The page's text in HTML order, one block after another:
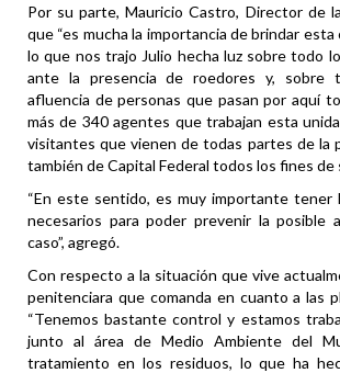
Por su parte, Mauricio Castro, Director de
que “es mucha la importancia de brindar
lo que nos trajo Julio hecha luz sobre todo
ante la presencia de roedores y, sobre
afluencia de personas que pasan por aquí
más de 340 agentes que trabajan esta
visitantes que vienen de todas partes de la
también de Capital Federal todos los fines de
“En este sentido, es muy importante tener
necesarios para poder prevenir la posible
caso”, agregó.
Con respecto a la situación que vive
penitenciara que comanda en cuanto a las
“Tenemos bastante control y estamos
junto al área de Medio Ambiente del
tratamiento en los residuos, lo que ha